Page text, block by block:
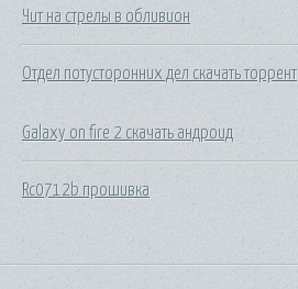
Чит на стрелы в обливион
Отдел потусторонних дел скачать торрент
Galaxy on fire 2 скачать андроид
Rc0712b прошивка